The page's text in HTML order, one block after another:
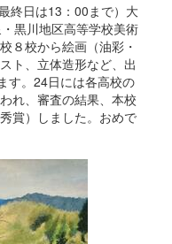
終日は13：00まで）大
黒川地区高等学校美術
８校から絵画（油彩・
ト、立体造形など、出
す。24日には各高校の
れ、審査の結果、本校
賞）しました。おめで